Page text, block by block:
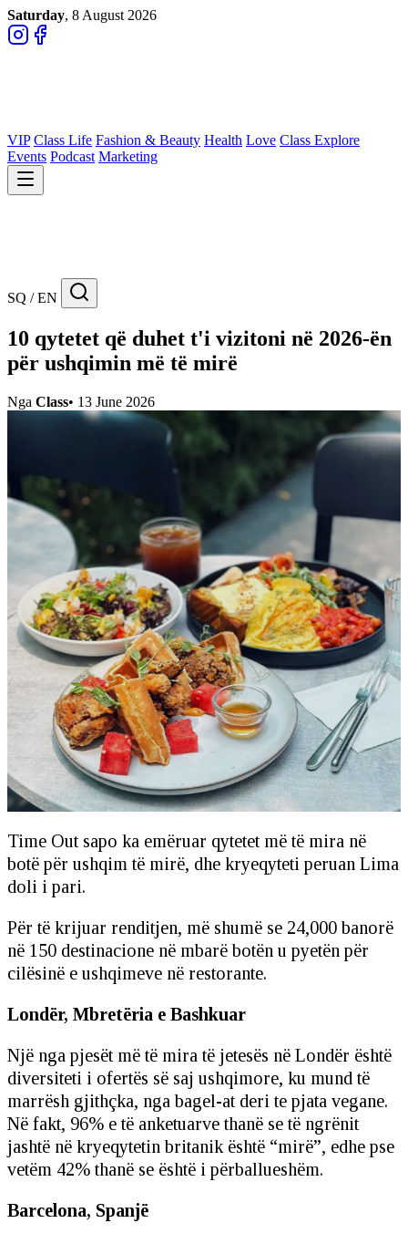
Saturday, 8 August 2026
VIP Class Life Fashion & Beauty Health Love Class Explore
Events Podcast Marketing
SQ / EN
10 qytetet që duhet t'i vizitoni në 2026-ën
për ushqimin më të mirë
Nga Class• 13 June 2026
Time Out sapo ka emëruar qytetet më të mira në
botë për ushqim të mirë, dhe kryeqyteti peruan Lima
doli i pari.
Për të krijuar renditjen, më shumë se 24,000 banorë
në 150 destinacione në mbarë botën u pyetën për
cilësinë e ushqimeve në restorante.
Londër, Mbretëria e Bashkuar
Një nga pjesët më të mira të jetesës në Londër është
diversiteti i ofertës së saj ushqimore, ku mund të
marrësh gjithçka, nga bagel-at deri te pjata vegane.
Në fakt, 96% e të anketuarve thanë se të ngrënit
jashtë në kryeqytetin britanik është “mirë”, edhe pse
vetëm 42% thanë se është i përballueshëm.
Barcelona, Spanjë